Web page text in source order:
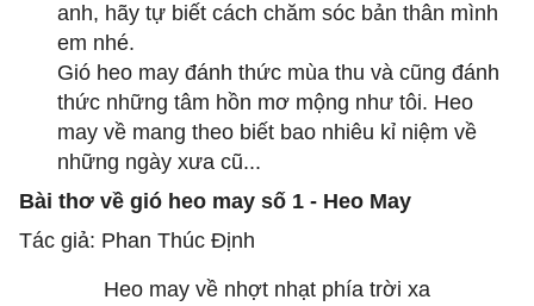
anh, hãy tự biết cách chăm sóc bản thân mình
em nhé.
Gió heo may đánh thức mùa thu và cũng đánh
thức những tâm hồn mơ mộng như tôi. Heo
may về mang theo biết bao nhiêu kỉ niệm về
những ngày xưa cũ...
Bài thơ về gió heo may số 1 - Heo May
Tác giả: Phan Thúc Định
Heo may về nhợt nhạt phía trời xa